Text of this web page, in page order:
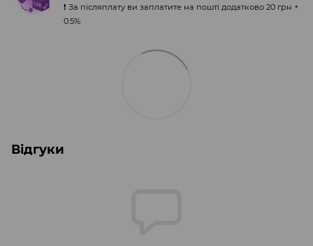
❗️ За післяплату ви заплатите на пошті додатково 20 грн +
0.5%
Відгуки